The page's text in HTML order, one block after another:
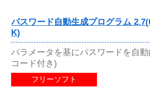
パスワード自動生成プログラム
K)
パラメータを基にパスワードを自
コード付き)
フリーソフト